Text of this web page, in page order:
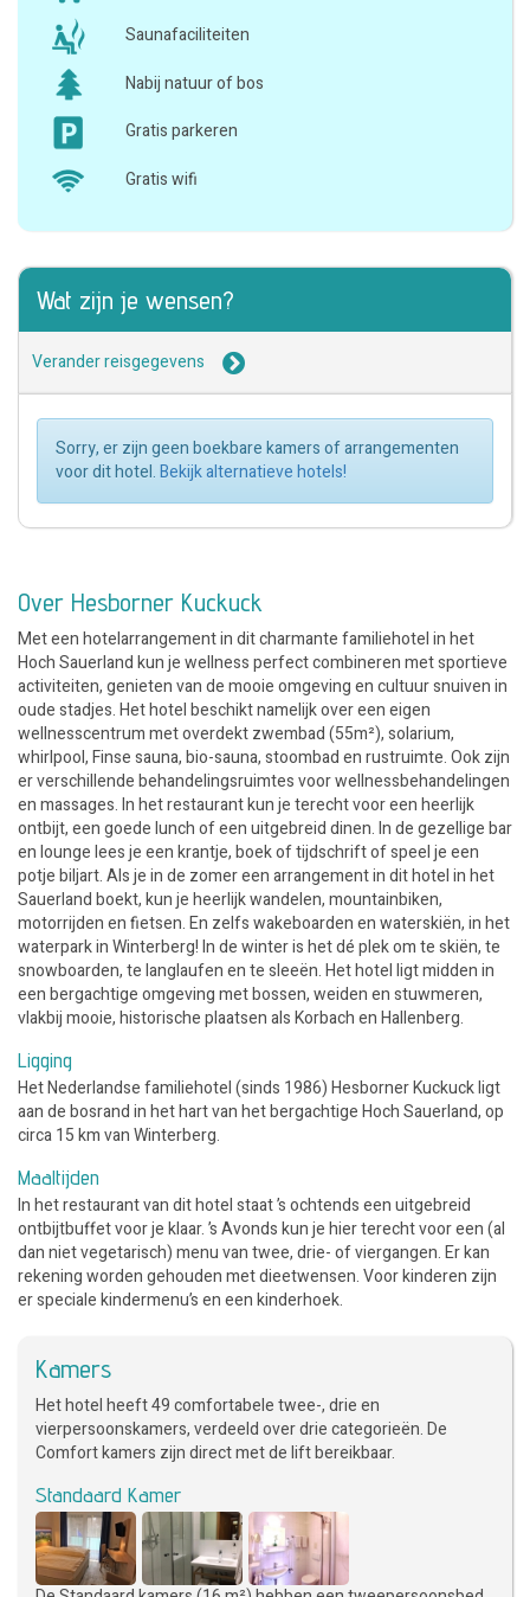
Saunafaciliteiten
Nabij natuur of bos
Gratis parkeren
Gratis wifi
Wat zijn je wensen?
Verander reisgegevens
Sorry, er zijn geen boekbare kamers of arrangementen
voor dit hotel.Bekijk alternatieve hotels!
Over Hesborner Kuckuck
Met een hotelarrangement in dit charmante familiehotel in het
Hoch Sauerland kun je wellness perfect combineren met sportieve
activiteiten, genieten van de mooie omgeving en cultuur snuiven in
oude stadjes. Het hotel beschikt namelijk over een eigen
wellnesscentrum met overdekt zwembad (55m²), solarium,
whirlpool, Finse sauna, bio-sauna, stoombad en rustruimte. Ook zijn
er verschillende behandelingsruimtes voor wellnessbehandelingen
en massages. In het restaurant kun je terecht voor een heerlijk
ontbijt, een goede lunch of een uitgebreid dinen. In de gezellige bar
en lounge lees je een krantje, boek of tijdschrift of speel je een
potje biljart. Als je in de zomer een arrangement in dit hotel in het
Sauerland boekt, kun je heerlijk wandelen, mountainbiken,
motorrijden en fietsen. En zelfs wakeboarden en waterskiën, in het
waterpark in Winterberg! In de winter is het dé plek om te skiën, te
snowboarden, te langlaufen en te sleeën. Het hotel ligt midden in
een bergachtige omgeving met bossen, weiden en stuwmeren,
vlakbij mooie, historische plaatsen als Korbach en Hallenberg.
Ligging
Het Nederlandse familiehotel (sinds 1986) Hesborner Kuckuck ligt
aan de bosrand in het hart van het bergachtige Hoch Sauerland, op
circa 15 km van Winterberg.
Maaltijden
In het restaurant van dit hotel staat ’s ochtends een uitgebreid
ontbijtbuffet voor je klaar. ’s Avonds kun je hier terecht voor een (al
dan niet vegetarisch) menu van twee, drie- of viergangen. Er kan
rekening worden gehouden met dieetwensen. Voor kinderen zijn
er speciale kindermenu’s en een kinderhoek.
Kamers
Het hotel heeft 49 comfortabele twee-, drie en
vierpersoonskamers, verdeeld over drie categorieën. De
Comfort kamers zijn direct met de lift bereikbaar.
Standaard Kamer